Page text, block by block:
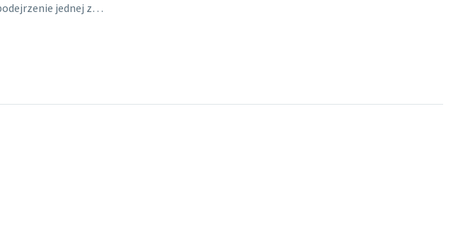
jednej z…